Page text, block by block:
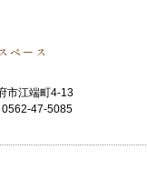
ペース
市江端町4-13
0562-47-5085